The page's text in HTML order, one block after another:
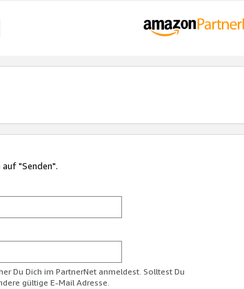
"Senden".
Du Dich im PartnerNet anmeldest. Solltest Du
gültige E-Mail Adresse.